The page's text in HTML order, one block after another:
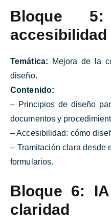
Bloque
accesibilidad
Temática: Mejora de la
diseño.
Contenido:
– Principios de diseño
documentos y
– Accesibilidad: cómo
– Tramitación clara desde
formularios.
Bloque 6:
claridad